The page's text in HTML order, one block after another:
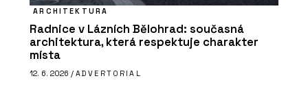
ARCHITEKTURA
Radnice v Lázních Bělohrad: současná
architektura, která respektuje charakter
místa
12. 6. 2026 / ADVERTORIAL